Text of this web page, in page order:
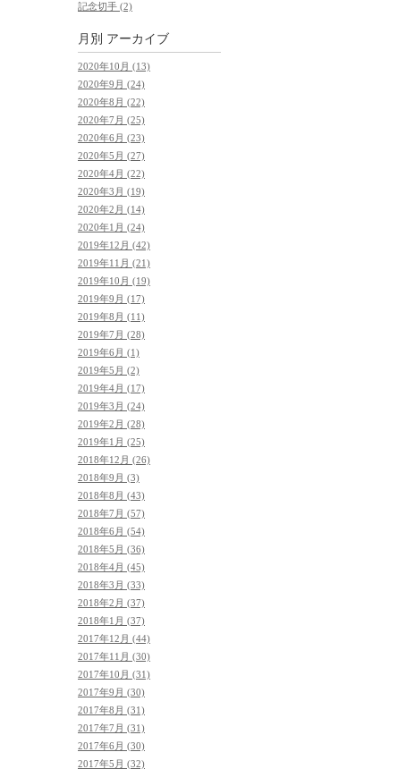
記念切手 (2)
月別 アーカイブ
2020年10月 (13)
2020年9月 (24)
2020年8月 (22)
2020年7月 (25)
2020年6月 (23)
2020年5月 (27)
2020年4月 (22)
2020年3月 (19)
2020年2月 (14)
2020年1月 (24)
2019年12月 (42)
2019年11月 (21)
2019年10月 (19)
2019年9月 (17)
2019年8月 (11)
2019年7月 (28)
2019年6月 (1)
2019年5月 (2)
2019年4月 (17)
2019年3月 (24)
2019年2月 (28)
2019年1月 (25)
2018年12月 (26)
2018年9月 (3)
2018年8月 (43)
2018年7月 (57)
2018年6月 (54)
2018年5月 (36)
2018年4月 (45)
2018年3月 (33)
2018年2月 (37)
2018年1月 (37)
2017年12月 (44)
2017年11月 (30)
2017年10月 (31)
2017年9月 (30)
2017年8月 (31)
2017年7月 (31)
2017年6月 (30)
2017年5月 (32)